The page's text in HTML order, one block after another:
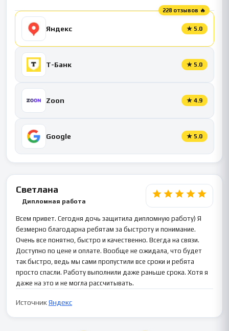
228 отзывов 🔥
Яндекс ★ 5.0
Т-Банк ★ 5.0
Zoon ★ 4.9
Google ★ 5.0
Светлана
Дипломная работа
Всем привет. Сегодня дочь защитила дипломную работу) Я
безмерно благодарна ребятам за быстроту и понимание.
Очень все понятно, быстро и качественно. Всегда на связи.
Доступно по цене и оплате. Вообще не ожидала, что будет
так быстро, ведь мы сами пропустили все сроки и ребята
просто спасли. Работу выполнили даже раньше срока. Хотя я
даже на это и не могла рассчитывать.
ИсточникЯндекс